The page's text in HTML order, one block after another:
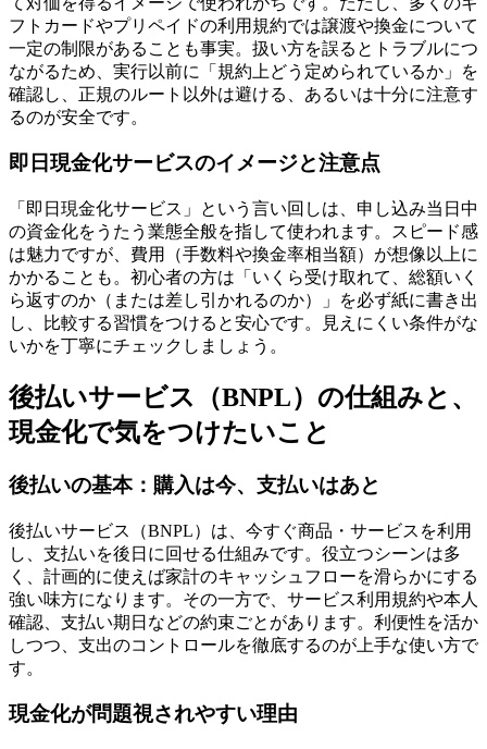
フトカードやプリペイドの利用規約では譲渡や換金について
一定の制限があることも事実。扱い方を誤るとトラブルにつ
ながるため、実行以前に「規約上どう定められているか」を
確認し、正規のルート以外は避ける、あるいは十分に注意す
るのが安全です。
即日現金化サービスのイメージと注意点
「即日現金化サービス」という言い回しは、申し込み当日中
の資金化をうたう業態全般を指して使われます。スピード感
は魅力ですが、費用（手数料や換金率相当額）が想像以上に
かかることも。初心者の方は「いくら受け取れて、総額いく
ら返すのか（または差し引かれるのか）」を必ず紙に書き出
し、比較する習慣をつけると安心です。見えにくい条件がな
いかを丁寧にチェックしましょう。
後払いサービス（BNPL）の仕組みと、
現金化で気をつけたいこと
後払いの基本：購入は今、支払いはあと
後払いサービス（BNPL）は、今すぐ商品・サービスを利用
し、支払いを後日に回せる仕組みです。役立つシーンは多
く、計画的に使えば家計のキャッシュフローを滑らかにする
強い味方になります。その一方で、サービス利用規約や本人
確認、支払い期日などの約束ごとがあります。利便性を活か
しつつ、支出のコントロールを徹底するのが上手な使い方で
す。
現金化が問題視されやすい理由